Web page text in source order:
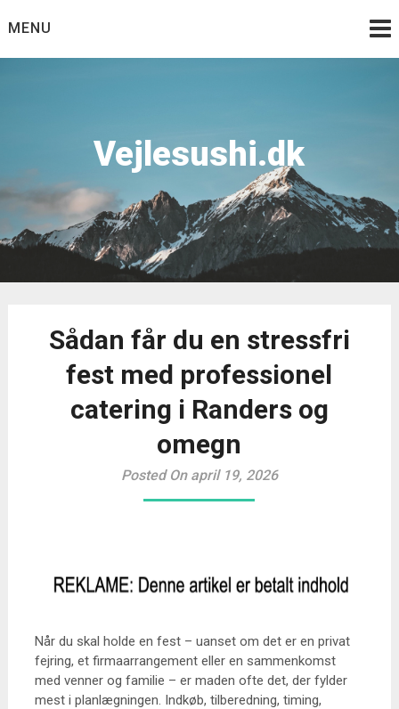
toMENU
Vejlesushi.dk
Sådan får du en stressfri
fest med professionel
catering i Randers og
omegn
Posted On april 19, 2026
Når du skal holde en fest – uanset om det er en privat
fejring, et firmaarrangement eller en sammenkomst
med venner og familie – er maden ofte det, der fylder
mest i planlægningen. Indkøb, tilberedning, timing,